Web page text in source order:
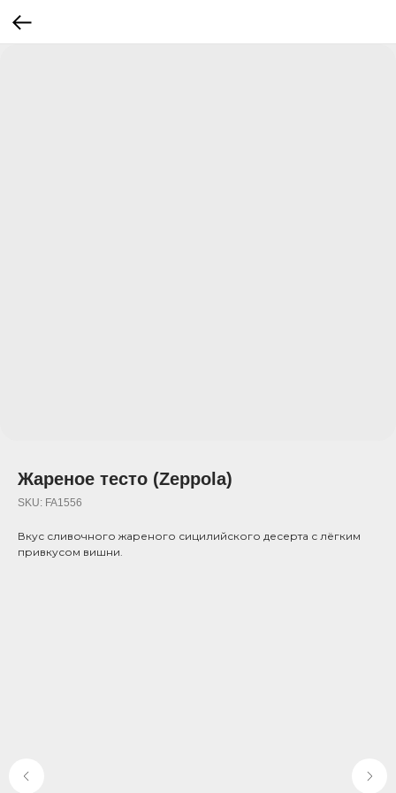
Жареное тесто (Zeppola)
SKU: FA1556
Вкус сливочного жареного сицилийского десерта с лёгким
привкусом вишни.